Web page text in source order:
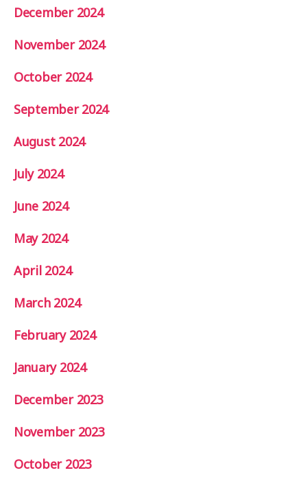
December 2024
November 2024
October 2024
September 2024
August 2024
July 2024
June 2024
May 2024
April 2024
March 2024
February 2024
January 2024
December 2023
November 2023
October 2023